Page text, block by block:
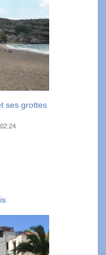
ses grottes